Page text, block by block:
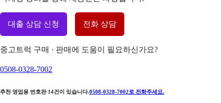
대출 상담 신청 전화 상담
중고트럭 구매 · 판매에 도움이 필요하신가요?
0508-0328-7002
추천 영업용 번호판 14건이 있습니다.0508-0328-7002 로 전화주세요.